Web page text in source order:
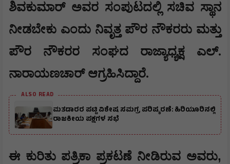
ಶಿವಕುಮಾರ್ ಅವರ ಸಂಪುಟದಲ್ಲಿ ಸಚಿವ ಸ್ಥಾನ
ನೀಡಬೇಕು ಎಂದು ನಿವೃತ್ತ ಪೌರ ನೌಕರರು ಮತ್ತು
ಪೌರ ನೌಕರರ ಸಂಘದ ರಾಜ್ಯಾಧ್ಯಕ್ಷ ಎಲ್.
ನಾರಾಯಣಚಾರ್ ಆಗ್ರಹಿಸಿದ್ದಾರೆ.
ALSO READ
ಮತದಾರರ ಪಟ್ಟಿ ವಿಶೇಷ ಸಮಗ್ರ ಪರಿಷ್ಕರಣೆ: ಹಿರಿಯೂರಿನಲ್ಲಿ
ರಾಜಕೀಯ ಪಕ್ಷಗಳ ಸಭೆ
​ಈ ಕುರಿತು ಪತ್ರಿಕಾ ಪ್ರಕಟಣೆ ನೀಡಿರುವ ಅವರು,